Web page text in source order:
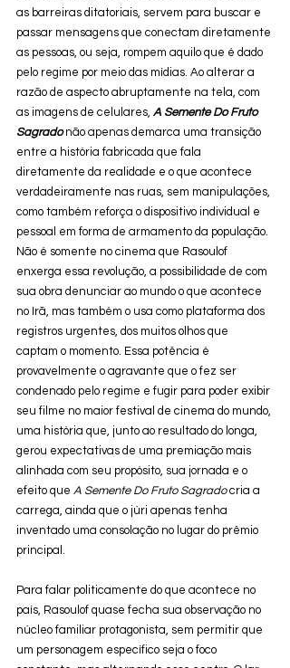
as barreiras ditatoriais, servem para buscar e
passar mensagens que conectam diretamente
as pessoas, ou seja, rompem aquilo que é dado
pelo regime por meio das mídias. Ao alterar a
razão de aspecto abruptamente na tela, com
as imagens de celulares, A Semente Do Fruto
Sagrado não apenas demarca uma transição
entre a história fabricada que fala
diretamente da realidade e o que acontece
verdadeiramente nas ruas, sem manipulações,
como também reforça o dispositivo individual e
pessoal em forma de armamento da população.
Não é somente no cinema que Rasoulof
enxerga essa revolução, a possibilidade de com
sua obra denunciar ao mundo o que acontece
no Irã, mas também o usa como plataforma dos
registros urgentes, dos muitos olhos que
captam o momento. Essa potência é
provavelmente o agravante que o fez ser
condenado pelo regime e fugir para poder exibir
seu filme no maior festival de cinema do mundo,
uma história que, junto ao resultado do longa,
gerou expectativas de uma premiação mais
alinhada com seu propósito, sua jornada e o
efeito que A Semente Do Fruto Sagrado cria a
carrega, ainda que o júri apenas tenha
inventado uma consolação no lugar do prêmio
principal.
Para falar politicamente do que acontece no
país, Rasoulof quase fecha sua observação no
núcleo familiar protagonista, sem permitir que
um personagem específico seja o foco